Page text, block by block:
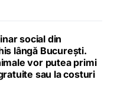
social din
lângă București.
vor putea primi
sau la costuri